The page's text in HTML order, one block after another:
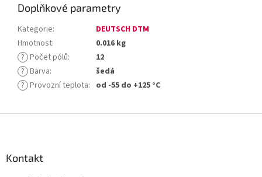
Doplňkové parametry
Kategorie:
DEUTSCH DTM
Hmotnost:
0.016 kg
? Počet pólů:
12
? Barva:
šedá
? Provozní teplota: od -55 do +125 °C
Kontakt